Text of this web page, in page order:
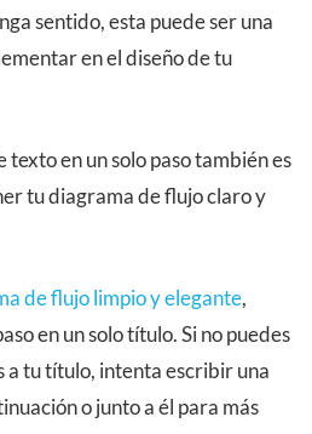
sentido, esta puede ser una
en el diseño de tu
en un solo paso también es
tu diagrama de flujo claro y
de flujo limpio y elegante,
en un solo título. Si no puedes
a tu título, intenta escribir una
o junto a él para más